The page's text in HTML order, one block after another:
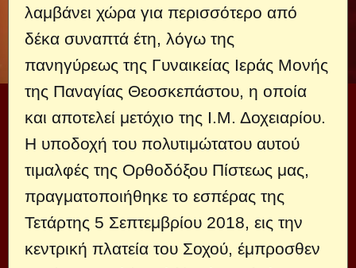
λαμβάνει χώρα για περισσότερο από
δέκα συναπτά έτη, λόγω της
πανηγύρεως της Γυναικείας Ιεράς Μονής
της Παναγίας Θεοσκεπάστου, η οποία
και αποτελεί μετόχιο της Ι.Μ. Δοχειαρίου.
Η υποδοχή του πολυτιμώτατου αυτού
τιμαλφές της Ορθοδόξου Πίστεως μας,
πραγματοποιήθηκε το εσπέρας της
Τετάρτης 5 Σεπτεμβρίου 2018, εις την
κεντρική πλατεία του Σοχού, έμπροσθεν